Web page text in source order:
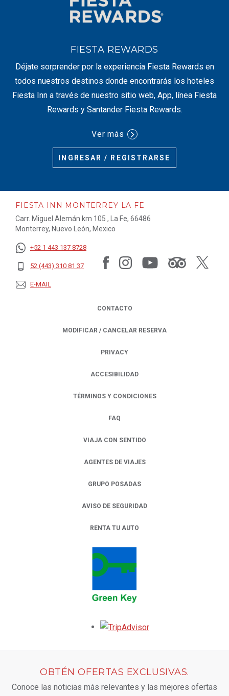
FIESTA REWARDS
Déjate sorprender por la experiencia Fiesta Rewards en
todos nuestros destinos donde encontrarás los hoteles
Fiesta Inn a través de nuestro sitio web, App, línea Fiesta
Rewards y Santander Fiesta Rewards.
Ver más
INGRESAR / REGISTRARSE
FIESTA INN MONTERREY LA FE
Carr. Miguel Alemán km 105 , La Fe, 66486
Monterrey, Nuevo León, Mexico
+52 1 443 137 8728
52 (443) 310 81 37
E-MAIL
CONTACTO
MODIFICAR / CANCELAR RESERVA
PRIVACY
OPENS IN A NEW TAB.
ACCESIBILIDAD
TÉRMINOS Y CONDICIONES
FAQ
VIAJA CON SENTIDO
AGENTES DE VIAJES
GRUPO POSADAS
AVISO DE SEGURIDAD
RENTA TU AUTO
OPENS IN A NEW TAB.
OBTÉN OFERTAS EXCLUSIVAS.
Conoce las noticias más relevantes y las mejores ofertas